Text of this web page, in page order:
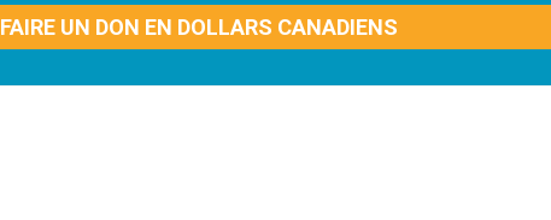
FAIRE UN DON EN DOLLARS CANADIENS